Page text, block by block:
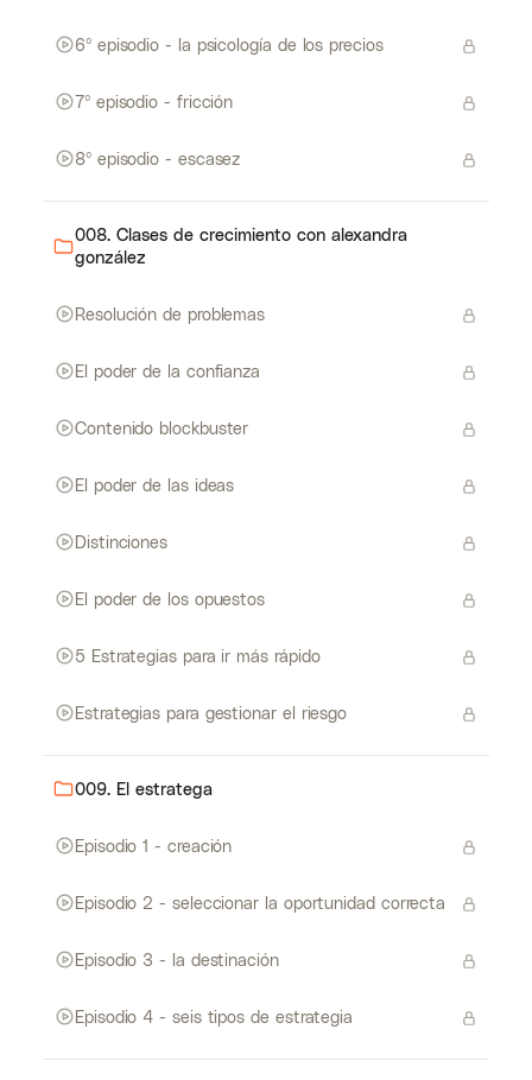
6º episodio - la psicología de los precios
7º episodio - fricción
8º episodio - escasez
008. Clases de crecimiento con alexandra
gonzález
Resolución de problemas
El poder de la confianza
Contenido blockbuster
El poder de las ideas
Distinciones
El poder de los opuestos
5 Estrategias para ir más rápido
Estrategias para gestionar el riesgo
009. El estratega
Episodio 1 - creación
Episodio 2 - seleccionar la oportunidad correcta
Episodio 3 - la destinación
Episodio 4 - seis tipos de estrategia